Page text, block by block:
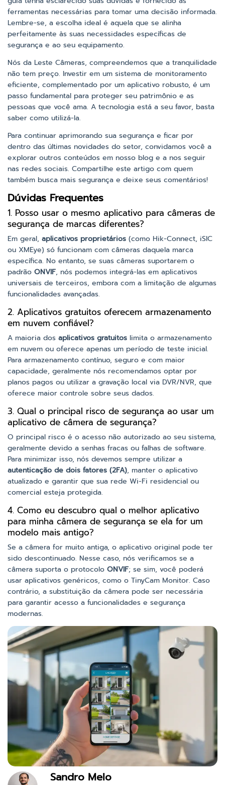
ferramentas necessárias para tomar uma decisão informada.
Lembre-se, a escolha ideal é aquela que se alinha
perfeitamente às suas necessidades específicas de
segurança e ao seu equipamento.
Nós da Leste Câmeras, compreendemos que a tranquilidade
não tem preço. Investir em um sistema de monitoramento
eficiente, complementado por um aplicativo robusto, é um
passo fundamental para proteger seu patrimônio e as
pessoas que você ama. A tecnologia está a seu favor, basta
saber como utilizá-la.
Para continuar aprimorando sua segurança e ficar por
dentro das últimas novidades do setor, convidamos você a
explorar outros conteúdos em nosso blog e a nos seguir
nas redes sociais. Compartilhe este artigo com quem
também busca mais segurança e deixe seus comentários!
Dúvidas Frequentes
1. Posso usar o mesmo aplicativo para câmeras de
segurança de marcas diferentes?
Em geral, aplicativos proprietários (como Hik-Connect, iSIC
ou XMEye) só funcionam com câmeras daquela marca
específica. No entanto, se suas câmeras suportarem o
padrão ONVIF, nós podemos integrá-las em aplicativos
universais de terceiros, embora com a limitação de algumas
funcionalidades avançadas.
2. Aplicativos gratuitos oferecem armazenamento
em nuvem confiável?
A maioria dos aplicativos gratuitos limita o armazenamento
em nuvem ou oferece apenas um período de teste inicial.
Para armazenamento contínuo, seguro e com maior
capacidade, geralmente nós recomendamos optar por
planos pagos ou utilizar a gravação local via DVR/NVR, que
oferece maior controle sobre seus dados.
3. Qual o principal risco de segurança ao usar um
aplicativo de câmera de segurança?
O principal risco é o acesso não autorizado ao seu sistema,
geralmente devido a senhas fracas ou falhas de software.
Para minimizar isso, nós devemos sempre utilizar a
autenticação de dois fatores (2FA), manter o aplicativo
atualizado e garantir que sua rede Wi-Fi residencial ou
comercial esteja protegida.
4. Como eu descubro qual o melhor aplicativo
para minha câmera de segurança se ela for um
modelo mais antigo?
Se a câmera for muito antiga, o aplicativo original pode ter
sido descontinuado. Nesse caso, nós verificamos se a
câmera suporta o protocolo ONVIF; se sim, você poderá
usar aplicativos genéricos, como o TinyCam Monitor. Caso
contrário, a substituição da câmera pode ser necessária
para garantir acesso a funcionalidades e segurança
modernas.
Sandro Melo